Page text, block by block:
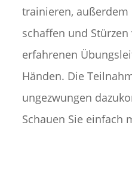
trainieren, außerdem
schaffen und
erfahrenen
Händen. Die
ungezwungen
Schauen Sie einfach